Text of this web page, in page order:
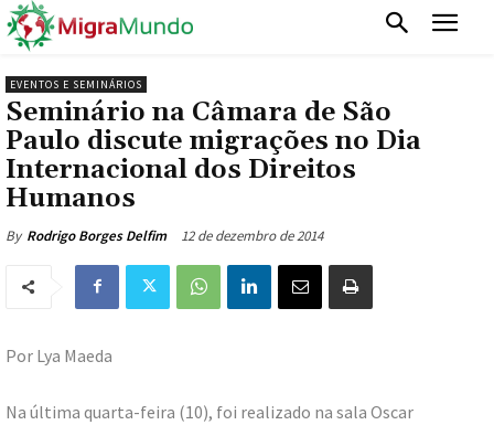
EVENTOS E SEMINÁRIOS
Seminário na Câmara de São
Paulo discute migrações no Dia
Internacional dos Direitos
Humanos
By Rodrigo Borges Delfim 12 de dezembro de 2014
Por Lya Maeda
Na última quarta-feira (10), foi realizado na sala Oscar